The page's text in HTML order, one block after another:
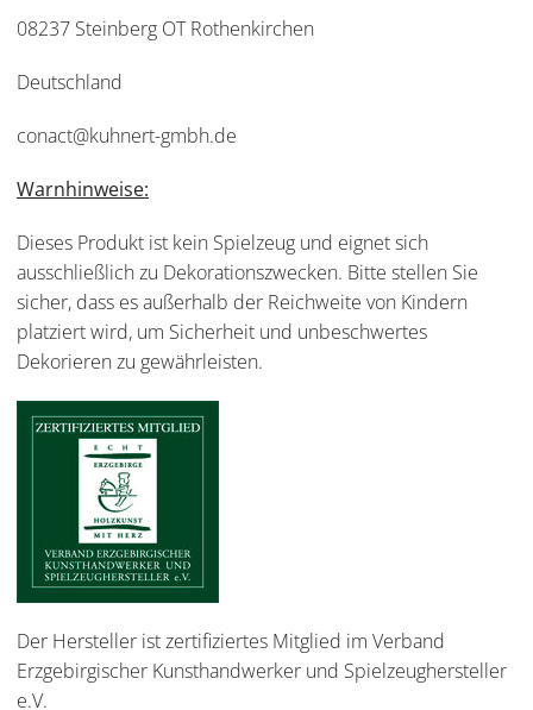
08237 Steinberg OT Rothenkirchen
Deutschland
conact@kuhnert-gmbh.de
Warnhinweise:
Dieses Produkt ist kein Spielzeug und eignet sich
ausschließlich zu Dekorationszwecken. Bitte stellen Sie
sicher, dass es außerhalb der Reichweite von Kindern
platziert wird, um Sicherheit und unbeschwertes
Dekorieren zu gewährleisten.
Der Hersteller ist zertifiziertes Mitglied im Verband
Erzgebirgischer Kunsthandwerker und Spielzeughersteller
e.V.